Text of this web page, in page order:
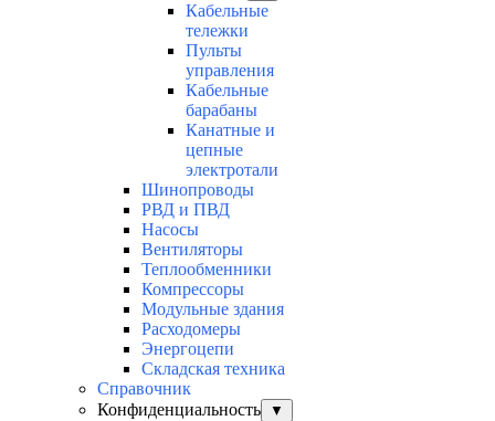
Кабельные
тележки
Пульты
управления
Кабельные
барабаны
Канатные и
цепные
электротали
Шинопроводы
РВД и ПВД
Насосы
Вентиляторы
Теплообменники
Компрессоры
Модульные здания
Расходомеры
Энергоцепи
Складская техника
Справочник
Конфиденциальность
▼